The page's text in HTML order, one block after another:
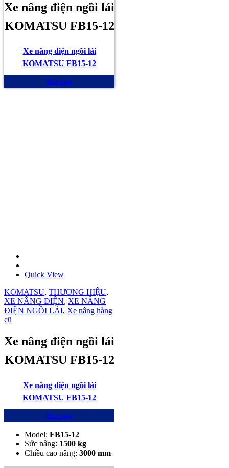
Xe nâng điện ngồi lái
KOMATSU FB15-12
Xe nâng điện ngồi lái
KOMATSU FB15-12
Mua ngay
Quick View
KOMATSU, THƯƠNG HIỆU,
XE NÂNG ĐIỆN, XE NÂNG
ĐIỆN NGỒI LÁI, Xe nâng hàng
cũ
Xe nâng điện ngồi lái
KOMATSU FB15-12
Xe nâng điện ngồi lái
KOMATSU FB15-12
Mua ngay
Model: FB15-12
Sức nâng: 1500 kg
Chiều cao nâng: 3000 mm